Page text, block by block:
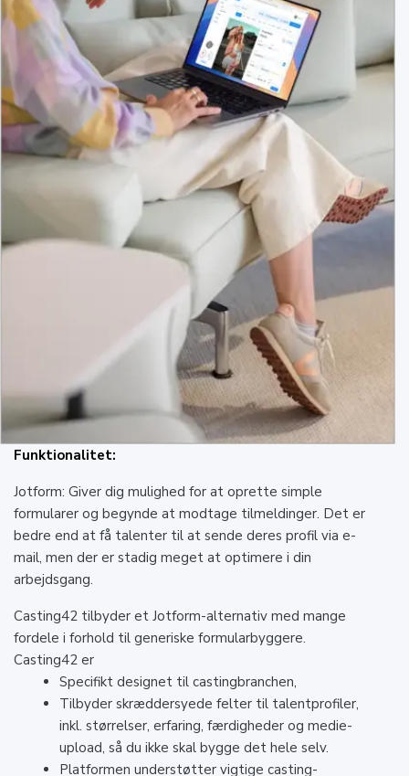
Funktionalitet:
Jotform: Giver dig mulighed for at oprette simple
formularer og begynde at modtage tilmeldinger. Det er
bedre end at få talenter til at sende deres profil via e-
mail, men der er stadig meget at optimere i din
arbejdsgang.
Casting42 tilbyder et Jotform-alternativ med mange
fordele i forhold til generiske formularbyggere.
Casting42 er
Specifikt designet til castingbranchen,
Tilbyder skræddersyede felter til talentprofiler,
inkl. størrelser, erfaring, færdigheder og medie-
upload, så du ikke skal bygge det hele selv.
Platformen understøtter vigtige casting-